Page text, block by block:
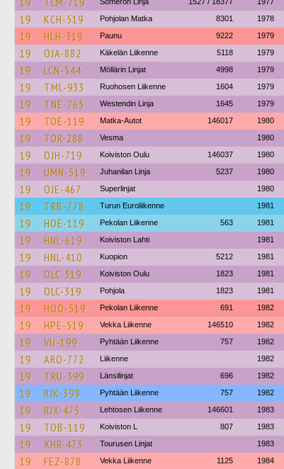
19 KCH-519 Pohjolan Matka 8301 1978
19 HLH-319 Paunu 9222 1979
19 OJA-882 Käkelän Liikenne 5118 1979
19 LCN-544 Möllärin Linjat 4998 1979
19 TML-933 Ruohosen Liikenne 1604 1979
19 TNE-765 Westendin Linja 1645 1979
19 TOE-119 Matka-Autot 146017 1980
19 TOR-288 Vesma 1980
19 OJH-719 Koiviston Oulu 146037 1980
19 UMN-519 Juhanilan Linja 5237 1980
19 OJE-467 Superlinjat 1980
19 TRB-778 Turun Euroliikenne 1981
19 HOE-119 Pekolan Liikenne 563 1981
19 HNL-619 Koiviston Lahti 1981
19 HNL-410 Kuopion 5212 1981
19 OLC-319 Koiviston Oulu 1823 1981
19 OLC-319 Pohjola 1823 1981
19 HOO-519 Pekolan Liikenne 691 1982
19 HPE-519 Vekka Liikenne 146510 1982
19 VIJ-199 Pyhtään Liikenne 757 1982
19 ARO-772 Liikenne 1982
19 TRU-399 Länsilinjat 696 1982
19 RJK-399 Pyhtään Liikenne 757 1982
19 RJX-475 Lehtosen Liikenne 146601 1983
19 TOB-119 Koiviston L 807 1983
19 XHR-473 Tourusen Linjat 1983
19 FEZ-878 Vekka Liikenne 1125 1984